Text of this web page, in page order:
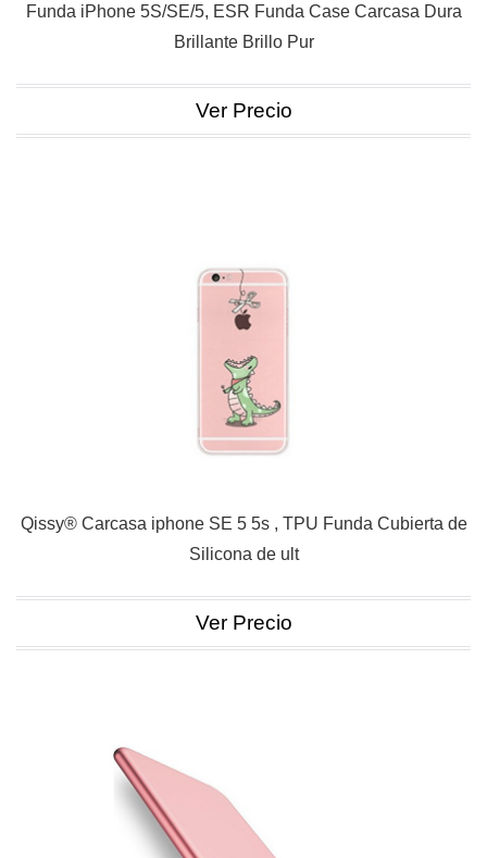
Funda iPhone 5S/SE/5, ESR Funda Case Carcasa Dura
Brillante Brillo Pur
Ver Precio
Qissy® Carcasa iphone SE 5 5s , TPU Funda Cubierta de
Silicona de ult
Ver Precio